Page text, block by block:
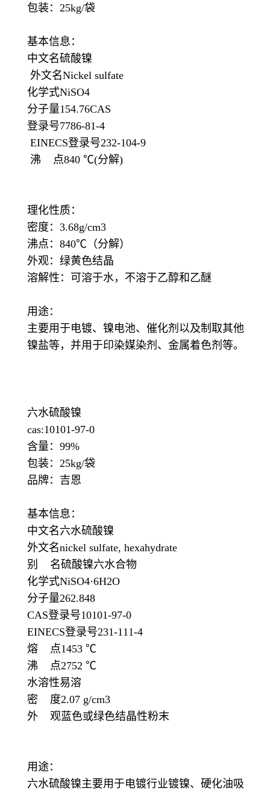
包装：25kg/袋
基本信息：
中文名硫酸镍
外文名Nickel sulfate
化学式NiSO4
分子量154.76CAS
登录号7786-81-4
EINECS登录号232-104-9
沸 点840 ℃(分解)
理化性质：
密度：3.68g/cm3
沸点：840℃（分解）
外观：绿黄色结晶
溶解性：可溶于水，不溶于乙醇和乙醚
用途：
主要用于电镀、镍电池、催化剂以及制取其他
镍盐等，并用于印染媒染剂、金属着色剂等。
六水硫酸镍
cas:10101-97-0
含量：99%
包装：25kg/袋
品牌：吉恩
基本信息：
中文名六水硫酸镍
外文名nickel sulfate, hexahydrate
别 名硫酸镍六水合物
化学式NiSO4·6H2O
分子量262.848
CAS登录号10101-97-0
EINECS登录号231-111-4
熔 点1453 ℃
沸 点2752 ℃
水溶性易溶
密 度2.07 g/cm3
外 观蓝色或绿色结晶性粉末
用途：
六水硫酸镍主要用于电镀行业镀镍、硬化油吸